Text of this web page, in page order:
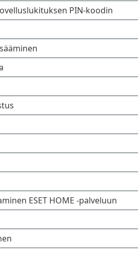
PIN-koodin
ESET HOME -palveluun